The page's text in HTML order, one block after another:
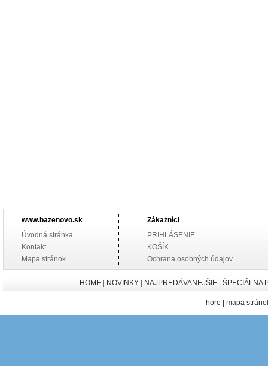
www.bazenovo.sk
Úvodná stránka
Kontakt
Mapa stránok
Zákazníci
PRIHLÁSENIE
KOŠÍK
Ochrana osobných údajov
HOME NOVINKY NAJPREDÁVANEJŠIE ŠPECIÁLNA
hore mapa